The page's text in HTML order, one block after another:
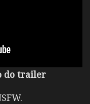
do trailer